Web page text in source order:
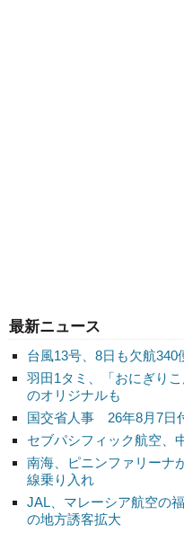
最新ニュース
台風13号、8日も欠航
羽田1タミ、「おにぎり
のオリジナルも
国交省人事 26年8月7日
セブパシフィック航空
南海、ピニンファリー
線乗り入れ
JAL、マレーシア航空の
の地方誘客拡大